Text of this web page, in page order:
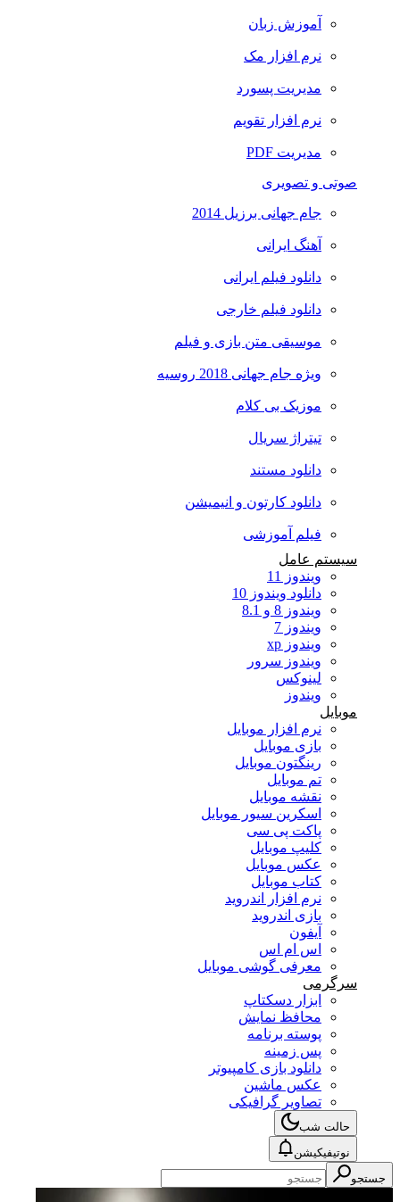
آموزش زبان
نرم افزار مک
مدیریت پسورد
نرم افزار تقویم
مدیریت PDF
صوتی و تصویری
جام جهانی برزیل 2014
آهنگ ایرانی
دانلود فیلم ایرانی
دانلود فیلم خارجی
موسیقی متن بازی و فیلم
ویژه جام جهانی 2018 روسیه
موزیک بی کلام
تیتراژ سریال
دانلود مستند
دانلود کارتون و انیمیشن
فیلم آموزشی
سیستم عامل
ویندوز 11
دانلود ویندوز 10
ویندوز 8 و 8.1
ویندوز 7
ویندوز xp
ویندوز سرور
لینوکس
ویندوز
موبایل
نرم افزار موبایل
بازی موبایل
رینگتون موبایل
تم موبایل
نقشه موبایل
اسکرین سیور موبایل
پاکت پی سی
کلیپ موبایل
عکس موبایل
کتاب موبایل
نرم افزار اندروید
بازی اندروید
آیفون
اس ام اس
معرفی گوشی موبایل
سرگرمی
ابزار دسکتاپ
محافظ نمایش
پوسته برنامه
پس زمینه
دانلود بازی کامپیوتر
عکس ماشین
تصاویر گرافیکی
حالت شب
نوتیفیکیشن
جستجو